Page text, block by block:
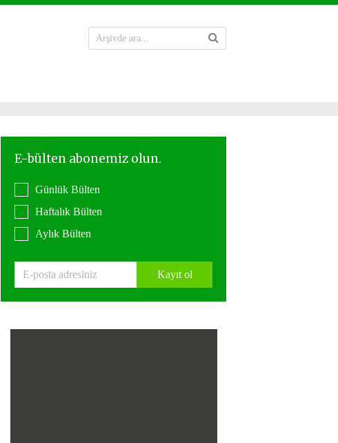
Günlük Bülten
Haftalık Bülten
Aylık Bülten
Kayıt ol